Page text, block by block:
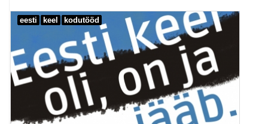
eesti keel kodutööd